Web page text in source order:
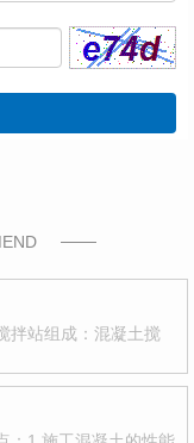
拌站组成：混凝土搅